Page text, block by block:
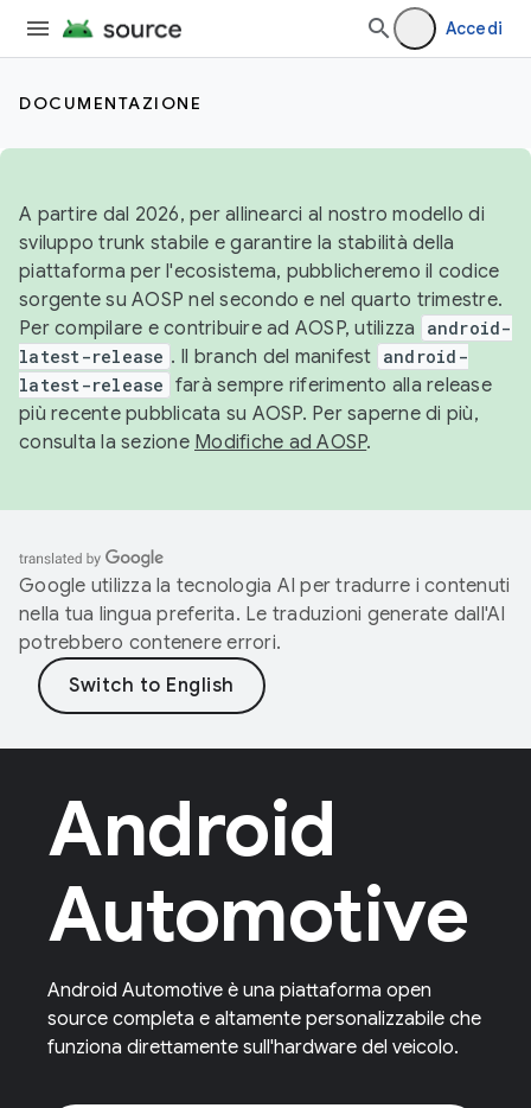
Accedi
DOCUMENTAZIONE
A partire dal 2026, per allinearci al nostro modello di
sviluppo trunk stabile e garantire la stabilità della
piattaforma per l'ecosistema, pubblicheremo il codice
sorgente su AOSP nel secondo e nel quarto trimestre.
Per compilare e contribuire ad AOSP, utilizza
android-
latest-release . Il branch del manifest android-
latest-release farà sempre riferimento alla release
più recente pubblicata su AOSP. Per saperne di più,
consulta la sezione Modifiche ad AOSP.
Google utilizza la tecnologia AI per tradurre i contenuti
nella tua lingua preferita. Le traduzioni generate dall'AI
potrebbero contenere errori.
Android
Automotive
Android Automotive è una piattaforma open
source completa e altamente personalizzabile che
funziona direttamente sull'hardware del veicolo.